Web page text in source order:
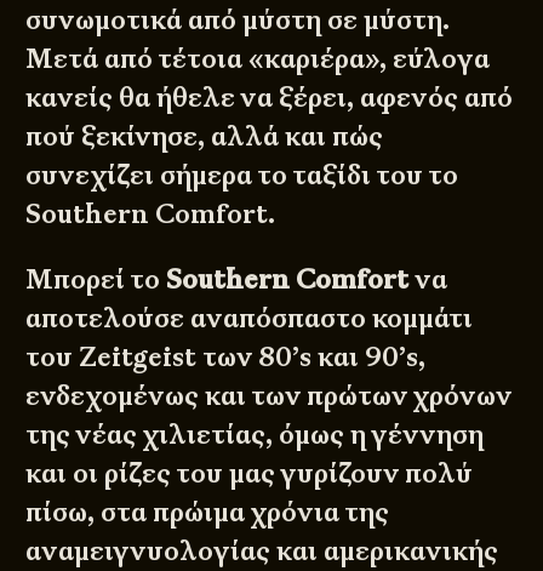
συνωμοτικά από μύστη σε μύστη.
Μετά από τέτοια «καριέρα», εύλογα
κανείς θα ήθελε να ξέρει, αφενός από
πού ξεκίνησε, αλλά και πώς
συνεχίζει σήμερα το ταξίδι του το
Southern Comfort.
Μπορεί το Southern Comfortνα
αποτελούσε αναπόσπαστο κομμάτι
του Zeitgeist των 80’s και 90’s,
ενδεχομένως και των πρώτων χρόνων
της νέας χιλιετίας, όμως η γέννηση
και οι ρίζες του μας γυρίζουν πολύ
πίσω, στα πρώιμα χρόνια της
αναμειγνυολογίας και αμερικανικής